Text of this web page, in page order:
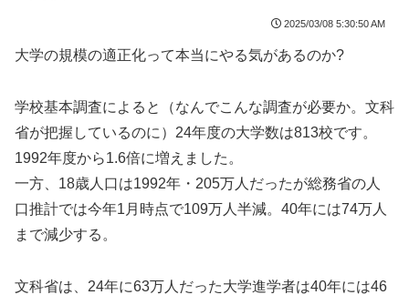
2025/03/08 5:30:50 AM
大学の規模の適正化って本当にやる気があるのか?
学校基本調査によると（なんでこんな調査が必要か。文科
省が把握しているのに）24年度の大学数は813校です。
1992年度から1.6倍に増えました。
一方、18歳人口は1992年・205万人だったが総務省の人
口推計では今年1月時点で109万人半減。40年には74万人
まで減少する。
文科省は、24年に63万人だった大学進学者は40年には46